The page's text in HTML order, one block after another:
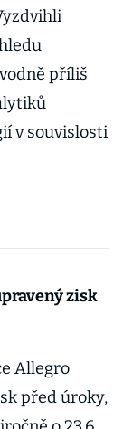
příliš
v souvislosti
zisk
Allegro
před úroky,